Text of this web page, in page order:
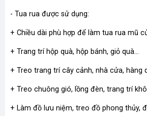
- Tua rua được sử dụng:
+ Chiều dài phù hợp để làm tua rua mũ
+ Trang trí hộp quà, hộp bánh, giỏ quà...
+ Treo trang trí cây cảnh, nhà cửa, hàng
+ Treo chuông gió, lồng đèn, trang trí
+ Làm đồ lưu niệm, treo đồ phong thủy,